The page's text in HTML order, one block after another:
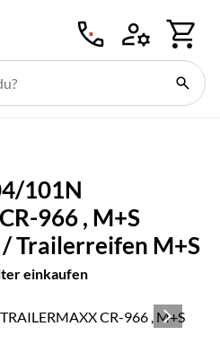
101N
966 , M+S
Trailerreifen M+S
einkaufen